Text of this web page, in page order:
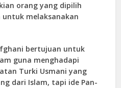
orang yang dipilih
melaksanakan
bertujuan untuk
guna menghadapi
Turki Usmani yang
dari Islam, tapi ide Pan-